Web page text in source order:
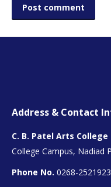
Post comment
Address & Contact
C. B. Patel Arts College
College Campus, Nadiad
Phone No. 0268-2521923